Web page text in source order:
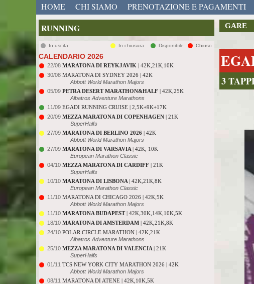
HOME CHI SIAMO PRENOTAZIONE E PAGAMENTI
RUNNING
In uscita In chiusura Disponibile Chiuso
CALENDARIO 2026
22/08 MARATONA DI REYKJAVIK | 42K,21K,10K
30/08 MARATONA DI SYDNEY 2026 | 42K
Abbott World Marathon Majors
05/09 PETRA DESERT MARATHON&HALF | 42K,25K
Albatros Adventure Marathons
11/09 EGADI RUNNING CRUISE | 2,5K+9K+17K
20/09 MEZZA MARATONA DI COPENHAGEN | 21K
SuperHalfs
27/09 MARATONA DI BERLINO 2026 | 42K
Abbott World Marathon Majors
27/09 MARATONA DI VARSAVIA | 42K, 10K
European Marathon Classic
04/10 MEZZA MARATONA DI CARDIFF | 21K
SuperHalfs
10/10 MARATONA DI LISBONA | 42K,21K,8K
European Marathon Classic
11/10 MARATONA DI CHICAGO 2026 | 42K,5K
Abbott World Marathon Majors
11/10 MARATONA BUDAPEST| 42K,30K,14K,10K,5K
18/10 MARATONA DI AMSTERDAM | 42K,21K,8K
24/10 POLAR CIRCLE MARATHON | 42K,21K
Albatros Adventure Marathons
25/10 MEZZA MARATONA DI VALENCIA | 21K
SuperHalfs
01/11 TCS NEW YORK CITY MARATHON 2026 | 42K
Abbott World Marathon Majors
08/11 MARATONA DI ATENE | 42K,10K,5K
GARE
3